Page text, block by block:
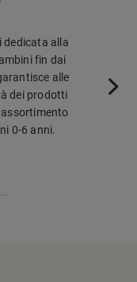
dedicata alla
fin dai
alle
dei prodotti
0-6 anni.
corpo in